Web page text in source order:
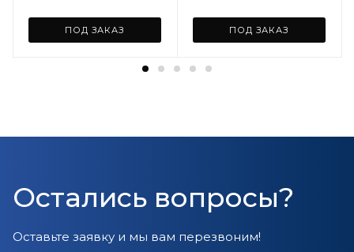
ПОД ЗАКАЗ ПОД ЗАКАЗ
Остались вопросы?
Оставьте заявку и мы вам перезвоним!